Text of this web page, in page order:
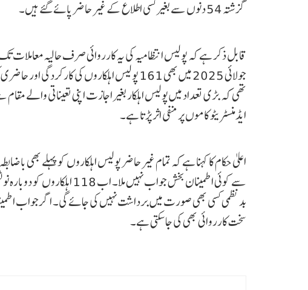
گزشتہ 54 دنوں سے بغیر کسی اطلاع کے غیر حاضر پائے گئے ہیں۔
قابل ذکر ہے کہ پولیس انتظامیہ کی یہ کارروائی صرف حالیہ
جولائی 2025 میں بھی 161 پولیس اہلکاروں کی
تھی کہ بڑی تعداد میں پولیس اہلکار بغیر اجازت اپنی تعیناتی
ایڈمنسٹریٹو کاموں پر منفی اثر پڑتا ہے۔
اعلیٰ حکام کا کہنا ہے کہ تمام غیر حاضر پولیس اہلکاروں کو پہلے بھی
سے کوئی اطمینان بخش جواب
بد نظمی کسی بھی صورت میں برداشت نہیں کی جائے گی۔ اگر جواب
سخت کارروائی بھی کی جا سکتی ہے۔